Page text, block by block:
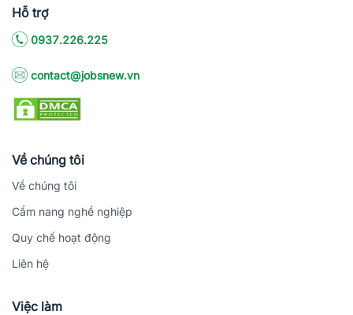
Hỗ trợ
0937.226.225
contact@jobsnew.vn
Về chúng tôi
Về chúng tôi
Cẩm nang nghề nghiệp
Quy chế hoạt động
Liên hệ
Việc làm